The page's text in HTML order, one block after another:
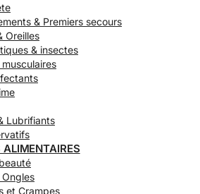
& Premiers secours
Oreilles
& insectes
musculaires
Lubrifiants
et Crampes